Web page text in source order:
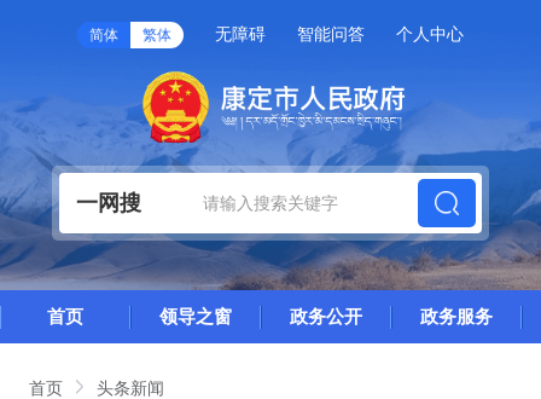
简体 繁体 无障碍 智能问答 个人中心
一网搜
首页 领导之窗 政务公开 政务服务
首页 头条新闻